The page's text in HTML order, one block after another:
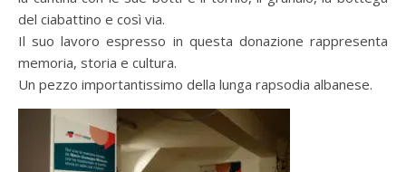
del ciabattino e così via.
Il suo lavoro espresso in questa donazione rappresenta
memoria, storia e cultura.
Un pezzo importantissimo della lunga rapsodia albanese.